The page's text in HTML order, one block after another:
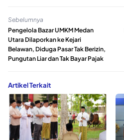
Sebelumnya
Pengelola Bazar UMKM Medan
Utara Dilaporkan ke Kejari
Belawan, Diduga Pasar Tak Berizin,
Pungutan Liar dan Tak Bayar Pajak
Artikel Terkait